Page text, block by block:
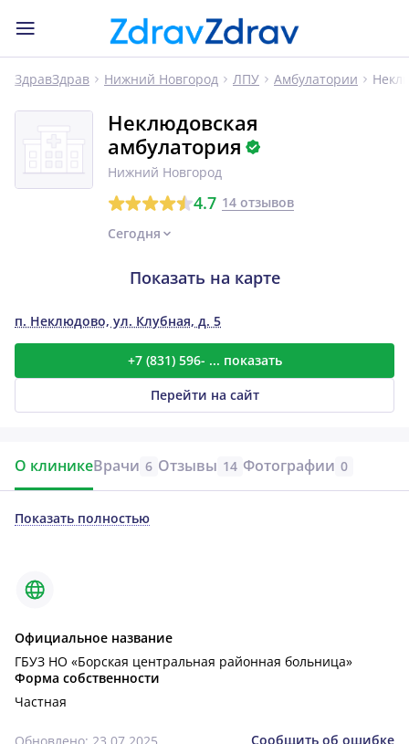
ЗдравЗдрав Нижний Новгород ЛПУ Амбулатории
Неклюдовская
амбулатория
Нижний Новгород
4.7 14 отзывов
Сегодня
п. Неклюдово, ул. Клубная, д. 5
+7 (831) 596- ... показать
Перейти на сайт
Показать на карте
О клиникеВрачи 6 Отзывы 14 Фотографии 0
Показать полностью
Официальное название
ГБУЗ НО «Борская центральная районная больница»
Форма собственности
Частная
Сообщить об ошибке